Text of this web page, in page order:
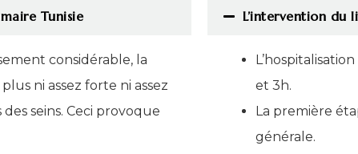
Tunisie
considérable, la
ni assez forte ni assez
seins. Ceci provoque
L’intervention du
et 3h.
La première
générale.